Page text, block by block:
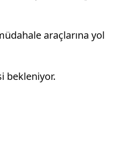
araçlarına yol
bekleniyor.